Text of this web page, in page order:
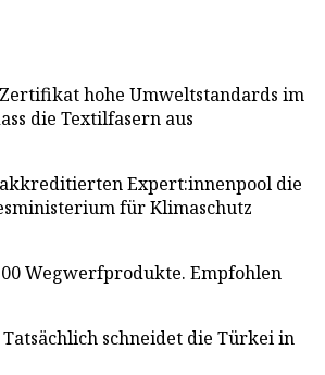
hohe Umweltstandards im
die Textilfasern aus
Expert:innenpool die
für Klimaschutz
Wegwerfprodukte. Empfohlen
schneidet die Türkei in